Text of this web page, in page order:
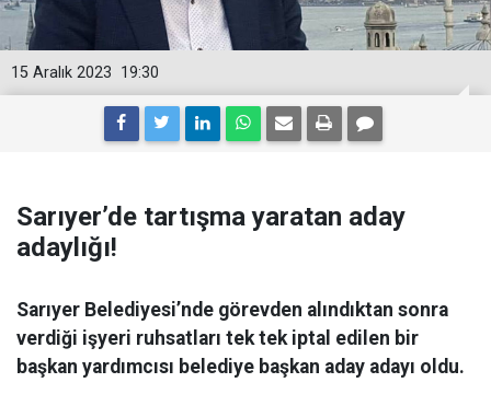
19:30
15 Aralık 2023
Sarıyer’de tartışma yaratan aday
adaylığı!
Sarıyer Belediyesi’nde görevden alındıktan sonra
verdiği işyeri ruhsatları tek tek iptal edilen bir
başkan yardımcısı belediye başkan aday adayı oldu.